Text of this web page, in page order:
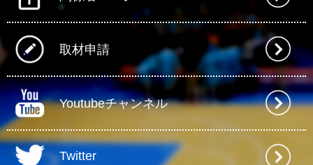
取材申請
Youtubeチャンネル
Twitter